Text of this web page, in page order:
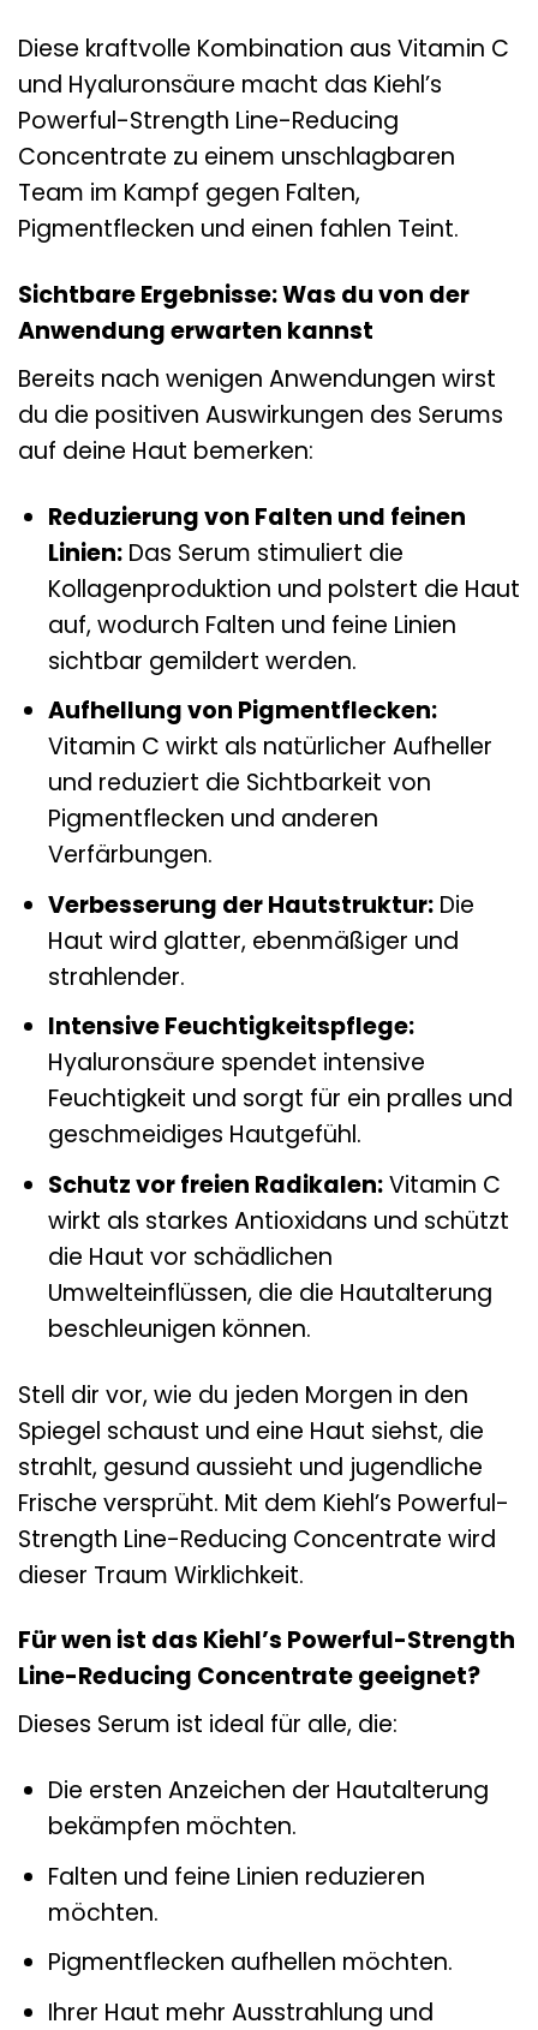
Diese kraftvolle Kombination aus Vitamin C
und Hyaluronsäure macht das Kiehl’s
Powerful-Strength Line-Reducing
Concentrate zu einem unschlagbaren
Team im Kampf gegen Falten,
Pigmentflecken und einen fahlen Teint.
Sichtbare Ergebnisse: Was du von der
Anwendung erwarten kannst
Bereits nach wenigen Anwendungen wirst
du die positiven Auswirkungen des Serums
auf deine Haut bemerken:
Reduzierung von Falten und feinen
Linien:Das Serum stimuliert die
Kollagenproduktion und polstert die Haut
auf, wodurch Falten und feine Linien
sichtbar gemildert werden.
Aufhellung von Pigmentflecken:
Vitamin C wirkt als natürlicher Aufheller
und reduziert die Sichtbarkeit von
Pigmentflecken und anderen
Verfärbungen.
Verbesserung der Hautstruktur:Die
Haut wird glatter, ebenmäßiger und
strahlender.
Intensive Feuchtigkeitspflege:
Hyaluronsäure spendet intensive
Feuchtigkeit und sorgt für ein pralles und
geschmeidiges Hautgefühl.
Schutz vor freien Radikalen:Vitamin C
wirkt als starkes Antioxidans und schützt
die Haut vor schädlichen
Umwelteinflüssen, die die Hautalterung
beschleunigen können.
Stell dir vor, wie du jeden Morgen in den
Spiegel schaust und eine Haut siehst, die
strahlt, gesund aussieht und jugendliche
Frische versprüht. Mit dem Kiehl’s Powerful-
Strength Line-Reducing Concentrate wird
dieser Traum Wirklichkeit.
Für wen ist das Kiehl’s Powerful-Strength
Line-Reducing Concentrate geeignet?
Dieses Serum ist ideal für alle, die:
Die ersten Anzeichen der Hautalterung
bekämpfen möchten.
Falten und feine Linien reduzieren
möchten.
Pigmentflecken aufhellen möchten.
Ihrer Haut mehr Ausstrahlung und